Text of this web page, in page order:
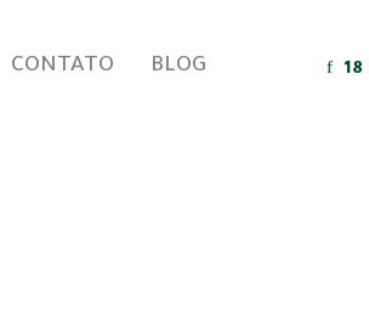
CONTATO BLOG 18